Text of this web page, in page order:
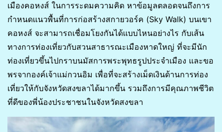
เมืองคอหงส์ ในการระดมความคิด หาข้อมูลตลอดจนถึงการ
กำหนดแนวพื้นที่การก่อสร้างสกายวอร์ค (Sky Walk) บนเขา
คอหงส์ จะสามารถเชื่อมโยงกันได้แบบไหนอย่างไร กับเส้น
ทางการท่องเที่ยวกับสวนสาธารณะเมืองหาดใหญ่ ที่จะมีนัก
ท่องเที่ยวขึ้นไปกราบนมัสการพระพุทธรูปประจำเมือง และขอ
พรจากองค์เจ้าแม่กวนอิม เพื่อที่จะสร้างเม็ดเงินด้านการท่อง
เที่ยวให้กับจังหวัดสงขลาได้มากขึ้น รวมถึงการมีคุณภาพชีวิต
ที่ดีของพี่น้องประชาชนในจังหวัดสงขลา